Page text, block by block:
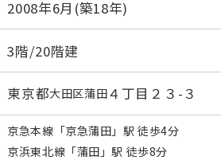
2008年6月(築18年)
3階/20階建
東京都大田区蒲田４丁目２３-３
京急本線 「京急蒲田 」駅 徒歩4分
京浜東北線 「蒲田 」駅 徒歩8分